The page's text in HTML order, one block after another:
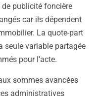
publicité foncière
car ils dépendent
La quote-part
seule variable partagée
pour l’acte.
sommes avancées
administratives